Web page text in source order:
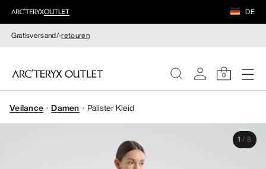
DE
Gratisversand/-retouren
0
DAMEN
Veilance Damen Palister Kleid
1 / 8